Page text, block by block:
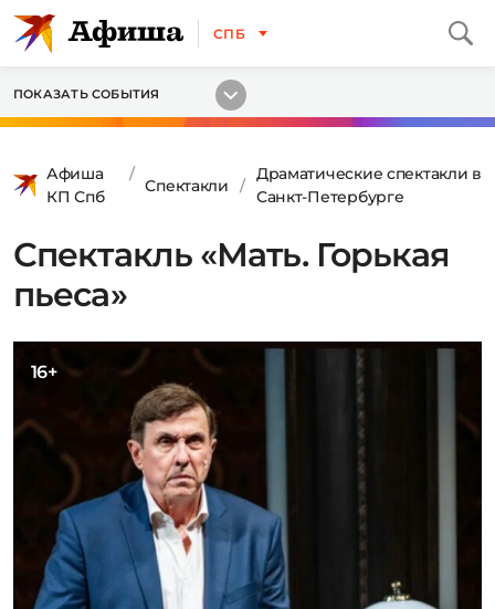
СПБ
ПОКАЗАТЬ СОБЫТИЯ
Афиша
КП Спб
Спектакли
Драматические спектакли в
Санкт-Петербурге
Спектакль «Мать. Горькая
пьеса»
16+